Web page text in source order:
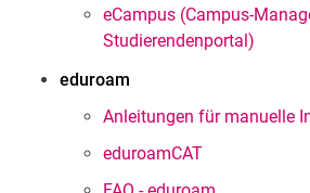
eCampus (Campus-
Studierendenportal)
eduroam
Anleitungen für manuelle
eduroamCAT